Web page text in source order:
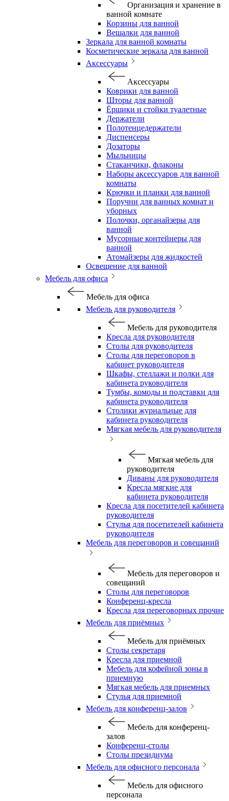
Организация и хранение в
ванной комнате
Корзины для ванной
Вешалки для ванной
Зеркала для ванной комнаты
Косметические зеркала для ванной
Аксессуары
Аксессуары
Коврики для ванной
Шторы для ванной
Ёршики и стойки туалетные
Держатели
Полотенцедержатели
Диспенсеры
Дозаторы
Мыльницы
Стаканчики, флаконы
Наборы аксессуаров для ванной
комнаты
Крючки и планки для ванной
Поручни для ванных комнат и
уборных
Полочки, органайзеры для
ванной
Мусорные контейнеры для
ванной
Атомайзеры для жидкостей
Освещение для ванной
Мебель для офиса
Мебель для офиса
Мебель для руководителя
Мебель для руководителя
Кресла для руководителя
Столы для руководителя
Столы для переговоров в
кабинет руководителя
Шкафы, стеллажи и полки для
кабинета руководителя
Тумбы, комоды и подставки для
кабинета руководителя
Столики журнальные для
кабинета руководителя
Мягкая мебель для руководителя
Мягкая мебель для
руководителя
Диваны для руководителя
Кресла мягкие для
кабинета руководителя
Кресла для посетителей кабинета
руководителя
Стулья для посетителей кабинета
руководителя
Мебель для переговоров и совещаний
Мебель для переговоров и
совещаний
Столы для переговоров
Конференц-кресла
Кресла для переговорных прочие
Мебель для приёмных
Мебель для приёмных
Столы секретаря
Кресла для приемной
Мебель для кофейной зоны в
приемную
Мягкая мебель для приемных
Стулья для приемной
Мебель для конференц-залов
Мебель для конференц-
залов
Конференц-столы
Столы президиума
Мебель для офисного персонала
Мебель для офисного
персонала